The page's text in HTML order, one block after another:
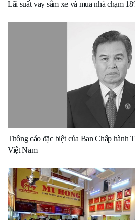
Lãi suất vay sắm xe và mua nhà chạm
Thông cáo đặc biệt của Ban Chấp hành
Việt Nam